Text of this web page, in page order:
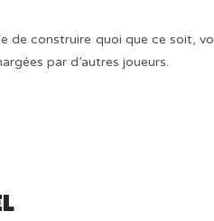
de construire quoi que ce soit,
par d’autres joueurs.